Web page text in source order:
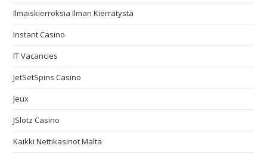
Ilmaiskierroksia Ilman Kierrätystä
Instant Casino
IT Vacancies
JetSetSpins Casino
Jeux
JSlotz Casino
Kaikki Nettikasinot Malta